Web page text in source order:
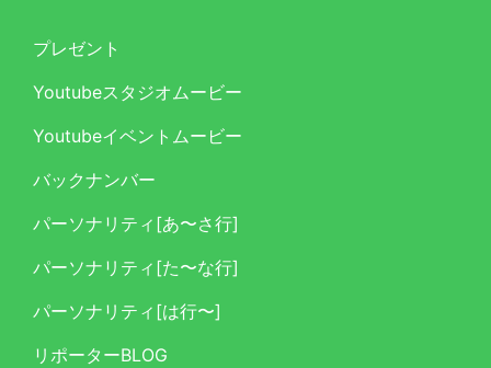
プレゼント
Youtubeスタジオムービー
Youtubeイベントムービー
バックナンバー
パーソナリティ[あ〜さ行]
パーソナリティ[た〜な行]
パーソナリティ[は行〜]
リポーターBLOG